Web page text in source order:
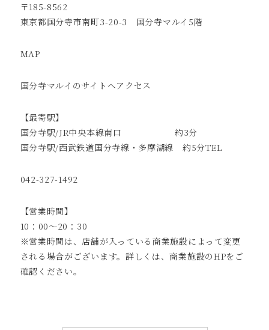
〒185-8562
東京都国分寺市南町3-20-3 国分寺マルイ5階
MAP
国分寺マルイのサイトへアクセス
【最寄駅】
国分寺駅/JR中央本線南口 約3分
国分寺駅/西武鉄道国分寺線・多摩湖線 約5分TEL
042-327-1492
【営業時間】
10：00～20：30
※営業時間は、店舗が入っている商業施設によって変更
される場合がございます。詳しくは、商業施設のHPをご
確認ください。